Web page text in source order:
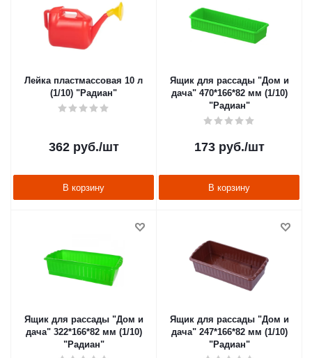
Лейка пластмассовая 10 л
(1/10) "Радиан"
362руб./шт
В корзину
Ящик для рассады "Дом и
дача" 470*166*82 мм (1/10)
"Радиан"
173руб./шт
В корзину
Ящик для рассады "Дом и
дача" 322*166*82 мм (1/10)
"Радиан"
Ящик для рассады "Дом и
дача" 247*166*82 мм (1/10)
"Радиан"